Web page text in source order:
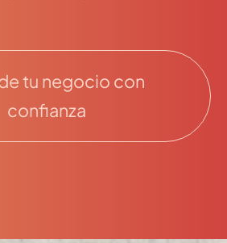
tu negocio con
confianza